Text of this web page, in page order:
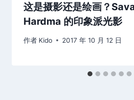
这是摄影还是绘画？
Hardma 的印象派光影
作者 Kido 2017 年 10 月 12 日